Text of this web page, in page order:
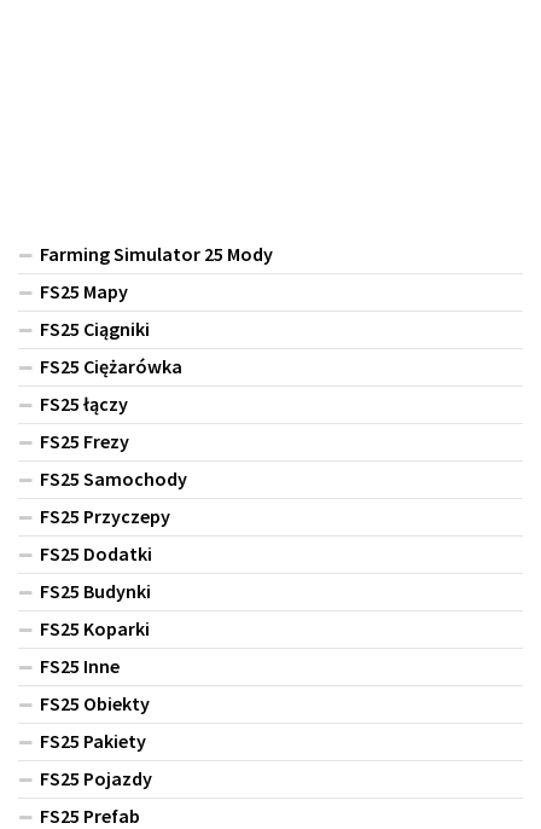
Farming Simulator 25 Mody
FS25 Mapy
FS25 Ciągniki
FS25 Ciężarówka
FS25 łączy
FS25 Frezy
FS25 Samochody
FS25 Przyczepy
FS25 Dodatki
FS25 Budynki
FS25 Koparki
FS25 Inne
FS25 Obiekty
FS25 Pakiety
FS25 Pojazdy
FS25 Prefab